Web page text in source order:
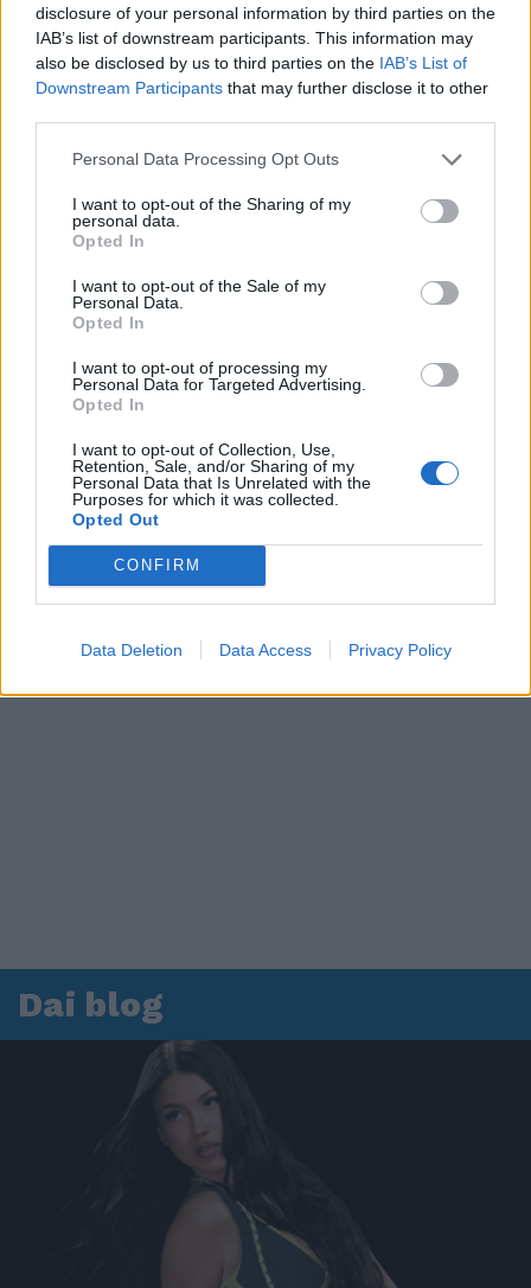
disclosure of your personal information by third parties on the
IAB’s list of downstream participants. This information may
also be disclosed by us to third parties on the IAB’s List of
Downstream Participants that may further disclose it to other
Personal Data Processing Opt Outs
I want to opt-out of the Sharing of my
personal data.
Opted In
I want to opt-out of the Sale of my
Personal Data.
Opted In
I want to opt-out of processing my
Personal Data for Targeted Advertising.
Opted In
I want to opt-out of Collection, Use,
Retention, Sale, and/or Sharing of my
Personal Data that Is Unrelated with the
Purposes for which it was collected.
Opted Out
CONFIRM
Data Deletion Data Access Privacy Policy
00:00
Leonardo Maria Del Vecchio dall'ex compagna
in ospedale. Le dichiarazioni ai giornalisti
Dai blog